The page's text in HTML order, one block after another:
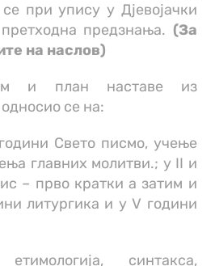
се при упису у Дјевојачки
предзнања. (За
на наслов)
и план наставе из
се на:
Свето писмо, учење
главних молитви.; у II и
– прво кратки а затим и
литургика и у V години
синтакса,